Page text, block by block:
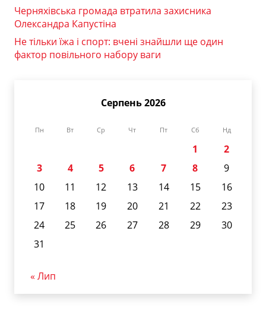
Черняхівська громада втратила захисника
Олександра Капустіна
Не тільки їжа і спорт: вчені знайшли ще один
фактор повільного набору ваги
Серпень 2026
Пн Вт Ср Чт Пт Сб Нд
1
2
3
4 5 6 7 8
9
10
11 12 13 14 15
16
17
18 19 20 21 22
23
24
25 26 27 28 29
30
31
« Лип